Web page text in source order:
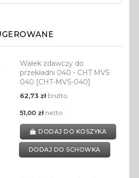
Wałek zdawczy do
przekładni 040 - CHT MVS
040 [CHT-MVS-040]
62,73 złbrutto
51,00 złnetto
DODAJ DO KOSZYKA
DODAJ DO SCHOWKA